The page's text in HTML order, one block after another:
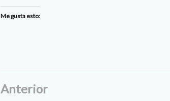
Me gusta esto:
Anterior